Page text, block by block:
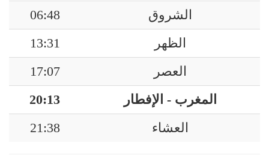
الشروق
06:48
الظهر
13:31
العصر
17:07
المغرب - الإفطار
20:13
العشاء
21:38